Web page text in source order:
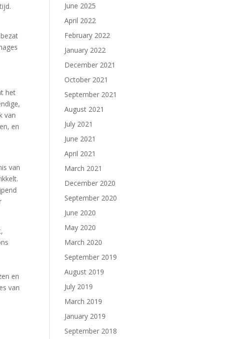
het
van
en
van
en
van
June 2025
April 2022
February 2022
January 2022
December 2021
October 2021
September 2021
August 2021
July 2021
June 2021
April 2021
March 2021
December 2020
September 2020
June 2020
May 2020
March 2020
September 2019
August 2019
July 2019
March 2019
January 2019
September 2018